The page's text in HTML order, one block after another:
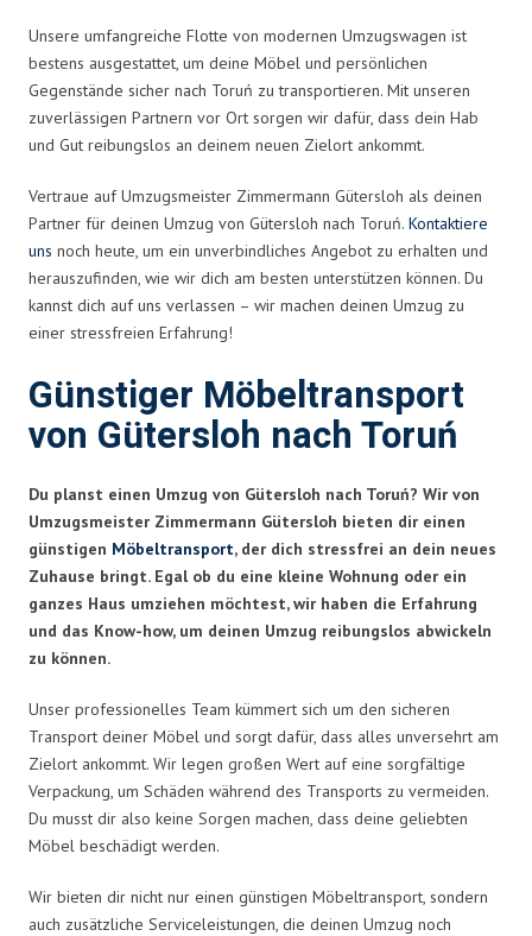
Unsere umfangreiche Flotte von modernen Umzugswagen ist
bestens ausgestattet, um deine Möbel und persönlichen
Gegenstände sicher nach Toruń zu transportieren. Mit unseren
zuverlässigen Partnern vor Ort sorgen wir dafür, dass dein Hab
und Gut reibungslos an deinem neuen Zielort ankommt.
Vertraue auf Umzugsmeister Zimmermann Gütersloh als deinen
Partner für deinen Umzug von Gütersloh nach Toruń. Kontaktiere
uns noch heute, um ein unverbindliches Angebot zu erhalten und
herauszufinden, wie wir dich am besten unterstützen können. Du
kannst dich auf uns verlassen – wir machen deinen Umzug zu
einer stressfreien Erfahrung!
Günstiger Möbeltransport
von Gütersloh nach Toruń
Du planst einen Umzug von Gütersloh nach Toruń? Wir von
Umzugsmeister Zimmermann Gütersloh bieten dir einen
günstigen Möbeltransport, der dich stressfrei an dein neues
Zuhause bringt. Egal ob du eine kleine Wohnung oder ein
ganzes Haus umziehen möchtest, wir haben die Erfahrung
und das Know-how, um deinen Umzug reibungslos abwickeln
zu können.
Unser professionelles Team kümmert sich um den sicheren
Transport deiner Möbel und sorgt dafür, dass alles unversehrt am
Zielort ankommt. Wir legen großen Wert auf eine sorgfältige
Verpackung, um Schäden während des Transports zu vermeiden.
Du musst dir also keine Sorgen machen, dass deine geliebten
Möbel beschädigt werden.
Wir bieten dir nicht nur einen günstigen Möbeltransport, sondern
auch zusätzliche Serviceleistungen, die deinen Umzug noch